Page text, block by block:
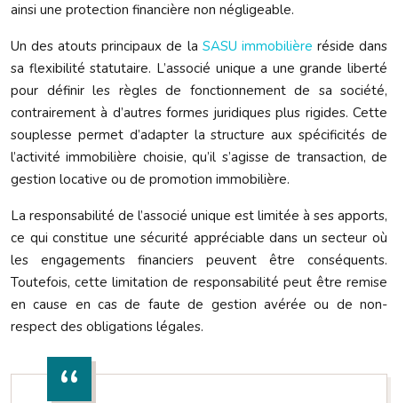
ainsi une protection financière non négligeable.
Un des atouts principaux de la SASU immobilière réside dans
sa flexibilité statutaire. L’associé unique a une grande liberté
pour définir les règles de fonctionnement de sa société,
contrairement à d’autres formes juridiques plus rigides. Cette
souplesse permet d’adapter la structure aux spécificités de
l’activité immobilière choisie, qu’il s’agisse de transaction, de
gestion locative ou de promotion immobilière.
La responsabilité de l’associé unique est limitée à ses apports,
ce qui constitue une sécurité appréciable dans un secteur où
les engagements financiers peuvent être conséquents.
Toutefois, cette limitation de responsabilité peut être remise
en cause en cas de faute de gestion avérée ou de non-
respect des obligations légales.